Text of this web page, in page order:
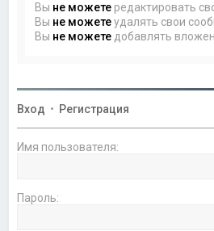
Вы не можете редактировать
Вы не можетеудалять свои
Вы не можете добавлять
Вход • Регистрация
Имя пользователя:
Пароль: